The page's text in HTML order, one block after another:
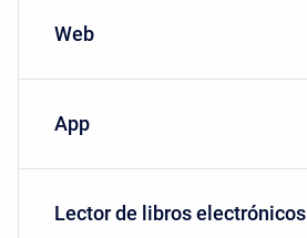
Web
App
Lector de libros electrónicos